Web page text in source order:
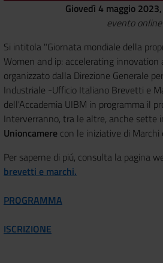
Giovedì 4 maggio
evento online
Si intitola "Giornata mondiale della
Women and ip: accelerating
organizzato dalla Direzione Generale
Industriale -Ufficio Italiano Brevetti e
dell'Accademia UIBM in programma il
Interverranno, tra le altre, anche sette
Unioncamere con le iniziative di Marchi
Per saperne di piú, consulta la pagina
brevetti e marchi.
PROGRAMMA
ISCRIZIONE